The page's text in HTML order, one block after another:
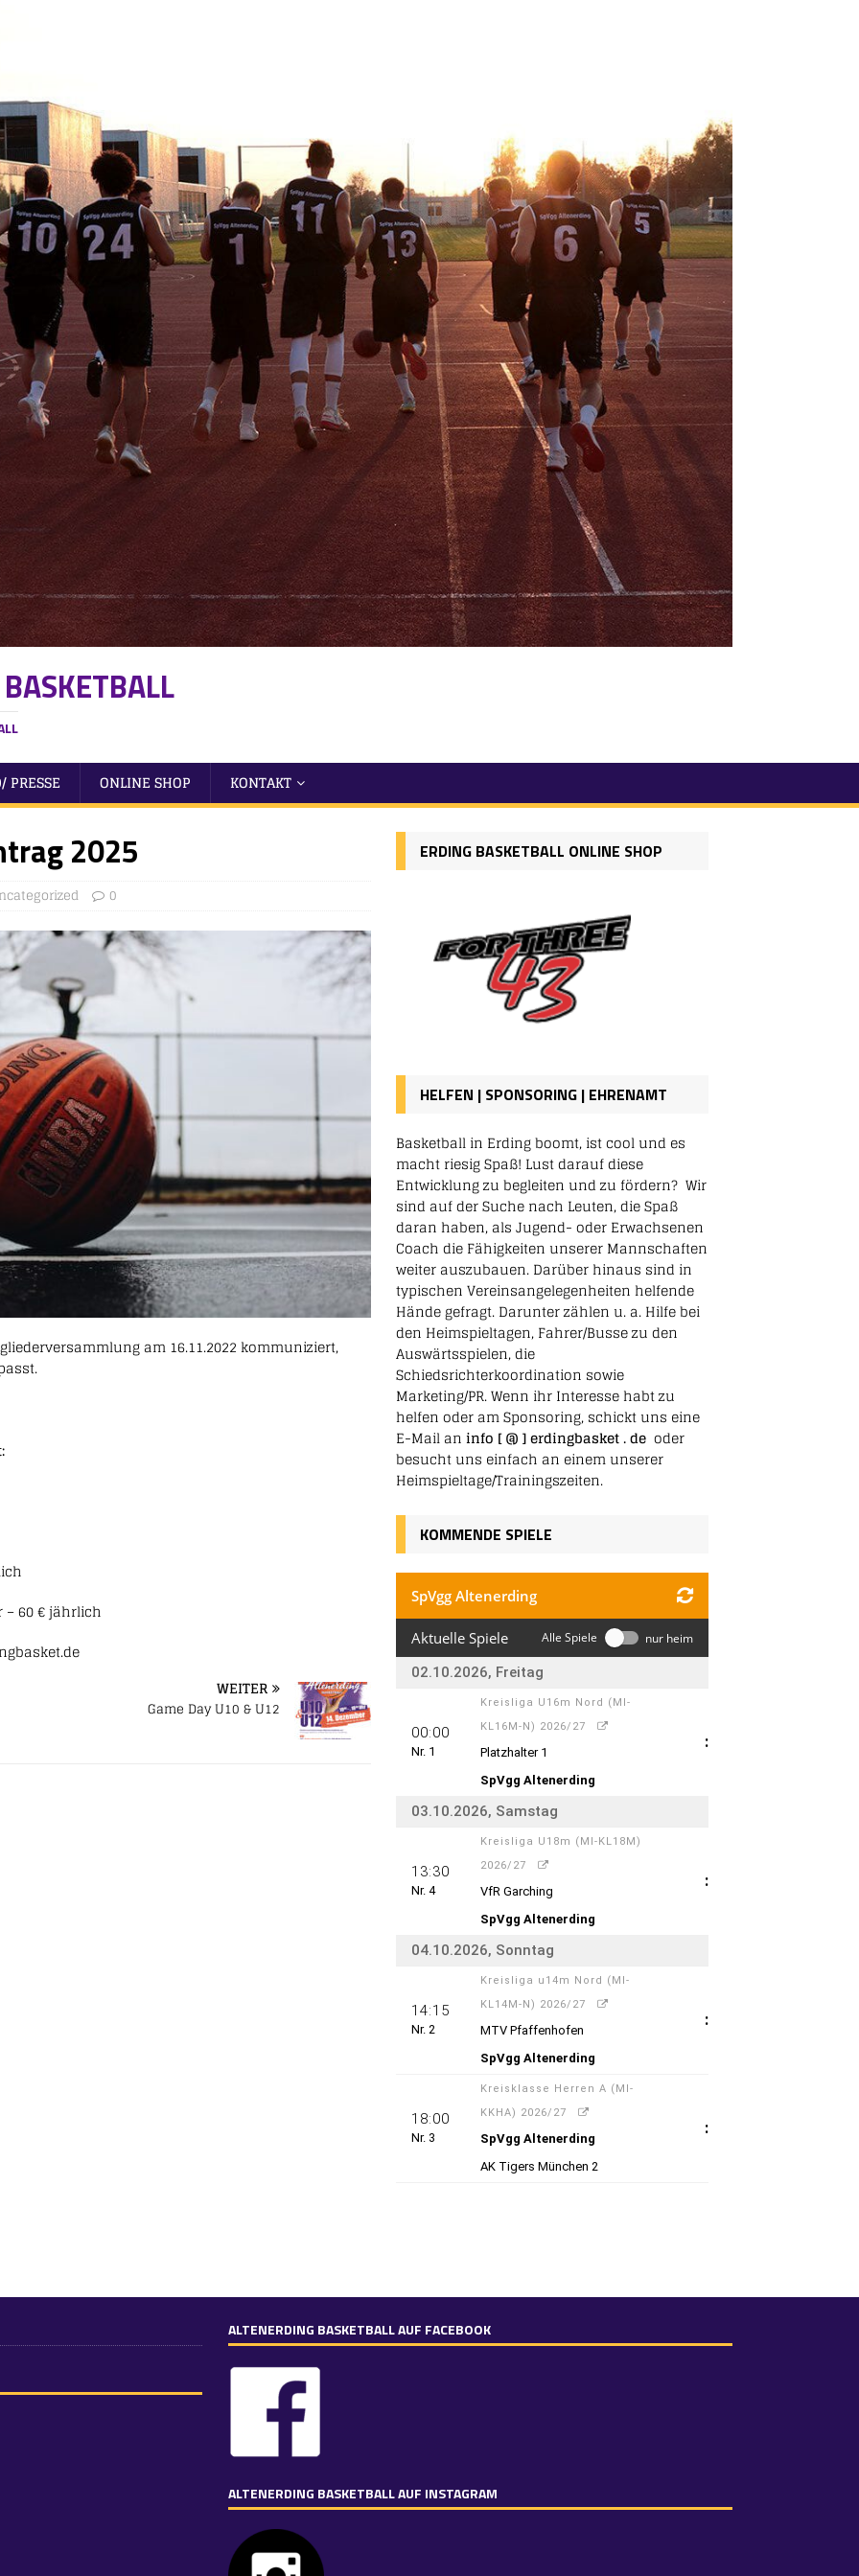
PRESSE ONLINE SHOP
KONTAKT
2025
0
am 16.11.2022 kommuniziert,
– 60 € jährlich
WEITER
Game Day U10 & U12
ERDING BASKETBALL ONLINE SHOP
HELFEN | SPONSORING | EHRENAMT
Basketball in Erding boomt, ist cool und es
macht riesig Spaß! Lust darauf diese
Entwicklung zu begleiten und zu fördern? Wir
sind auf der Suche nach Leuten, die Spaß
daran haben, als Jugend- oder Erwachsenen
Coach die Fähigkeiten unserer Mannschaften
weiter auszubauen. Darüber hinaus sind in
typischen Vereinsangelegenheiten helfende
Hände gefragt. Darunter zählen u. a. Hilfe bei
den Heimspieltagen, Fahrer/Busse zu den
Auswärtsspielen, die
Schiedsrichterkoordination sowie
Marketing/PR. Wenn ihr Interesse habt zu
helfen oder am Sponsoring, schickt uns eine
E-Mail an info [ @ ] erdingbasket . de oder
besucht uns einfach an einem unserer
Heimspieltage/Trainingszeiten.
KOMMENDE SPIELE
ALTENERDING BASKETBALL AUF FACEBOOK
ALTENERDING BASKETBALL AUF INSTAGRAM